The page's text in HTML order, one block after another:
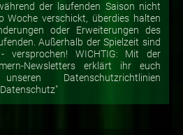
der laufenden Saison nicht
Woche verschickt, überdies halten
oder Erweiterungen des
Außerhalb der Spielzeit sind
WICHTIG: Mit der
Newsletters erklärt ihr euch
Datenschutzrichtlinien